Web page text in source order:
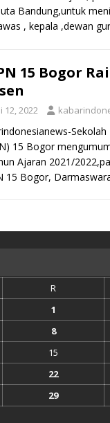
Bandung,untuk
, kepala ,dewan
15 Bogor
12, 2022
15 Bogor
Ajaran 2021/
15 Bogor,
R
1
8
15
22
29